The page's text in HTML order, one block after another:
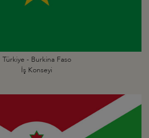
Türkiye - Burkina Faso
İş Konseyi